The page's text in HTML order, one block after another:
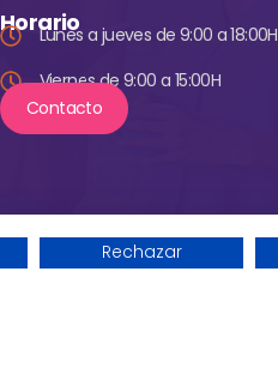
HorarioLunes a jueves de 9:00 a 18:00H
Viernes de 9:00 a 15:00H
Contacto
Rechazar